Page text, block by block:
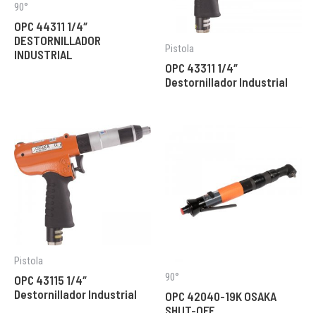
90°
OPC 44311 1/4″
DESTORNILLADOR
INDUSTRIAL
Pistola
OPC 43311 1/4″
Destornillador Industrial
Pistola
OPC 43115 1/4″
Destornillador Industrial
90°
OPC 42040-19K OSAKA